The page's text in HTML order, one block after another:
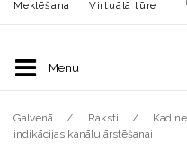
Meklēšana Virtuālā tūre
Galvenā Raksti
Kad
indikācijas kanālu ārstēšanai